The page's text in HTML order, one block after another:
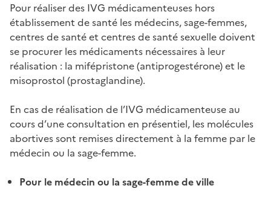
Pour réaliser des IVG médicamenteuses hors
établissement de santé les médecins, sage-femmes,
centres de santé et centres de santé sexuelle doivent
se procurer les médicaments nécessaires à leur
réalisation : la mifépristone (antiprogestérone) et le
misoprostol (prostaglandine).
En cas de réalisation de l’IVG médicamenteuse au
cours d’une consultation en présentiel, les molécules
abortives sont remises directement à la femme par le
médecin ou la sage-femme.
Pour le médecin ou la sage-femme de ville